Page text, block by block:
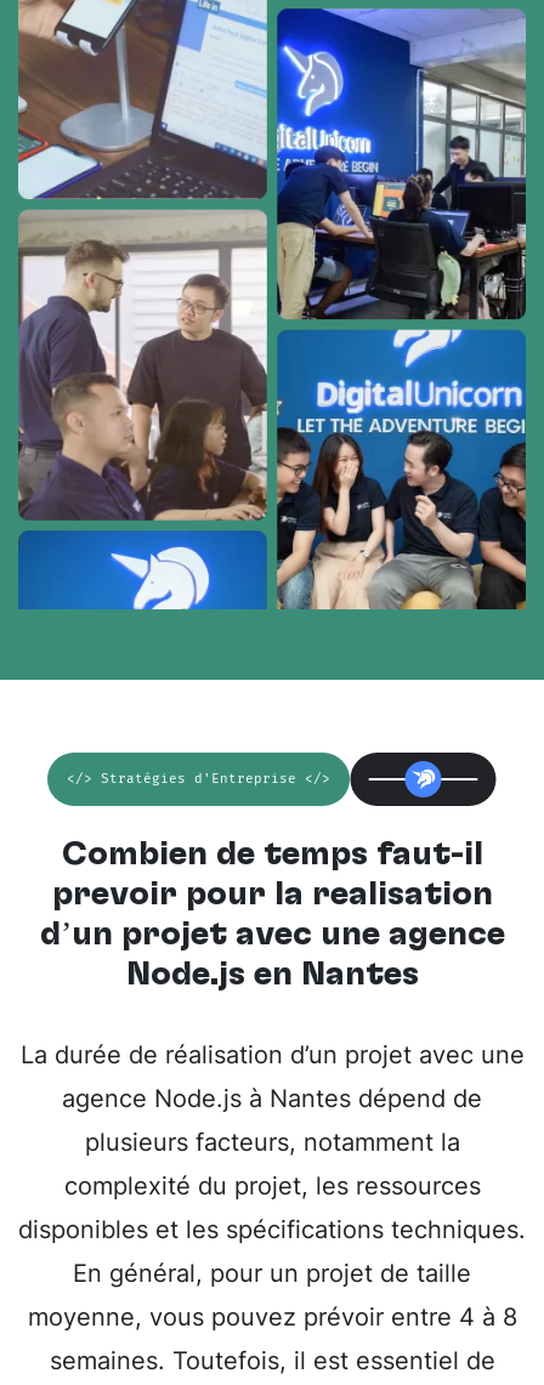
</> Stratégies d'Entreprise </>
Combien de temps faut-il
prévoir pour la réalisation
d’un projet avec une agence
Node.js en Nantes
La durée de réalisation d’un projet avec une
agence Node.js à Nantes dépend de
plusieurs facteurs, notamment la
complexité du projet, les ressources
disponibles et les spécifications techniques.
En général, pour un projet de taille
moyenne, vous pouvez prévoir entre 4 à 8
semaines. Toutefois, il est essentiel de